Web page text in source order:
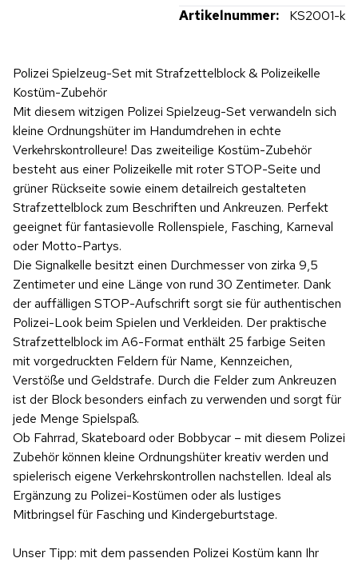
Artikelnummer: KS2001-k
Polizei Spielzeug-Set mit Strafzettelblock & Polizeikelle
Kostüm-Zubehör
Mit diesem witzigen Polizei Spielzeug-Set verwandeln sich
kleine Ordnungshüter im Handumdrehen in echte
Verkehrskontrolleure! Das zweiteilige Kostüm-Zubehör
besteht aus einer Polizeikelle mit roter STOP-Seite und
grüner Rückseite sowie einem detailreich gestalteten
Strafzettelblock zum Beschriften und Ankreuzen. Perfekt
geeignet für fantasievolle Rollenspiele, Fasching, Karneval
oder Motto-Partys.
Die Signalkelle besitzt einen Durchmesser von zirka 9,5
Zentimeter und eine Länge von rund 30 Zentimeter. Dank
der auffälligen STOP-Aufschrift sorgt sie für authentischen
Polizei-Look beim Spielen und Verkleiden. Der praktische
Strafzettelblock im A6-Format enthält 25 farbige Seiten
mit vorgedruckten Feldern für Name, Kennzeichen,
Verstöße und Geldstrafe. Durch die Felder zum Ankreuzen
ist der Block besonders einfach zu verwenden und sorgt für
jede Menge Spielspaß.
Ob Fahrrad, Skateboard oder Bobbycar – mit diesem Polizei
Zubehör können kleine Ordnungshüter kreativ werden und
spielerisch eigene Verkehrskontrollen nachstellen. Ideal als
Ergänzung zu Polizei-Kostümen oder als lustiges
Mitbringsel für Fasching und Kindergeburtstage.
Unser Tipp: mit dem passenden Polizei Kostüm kann Ihr